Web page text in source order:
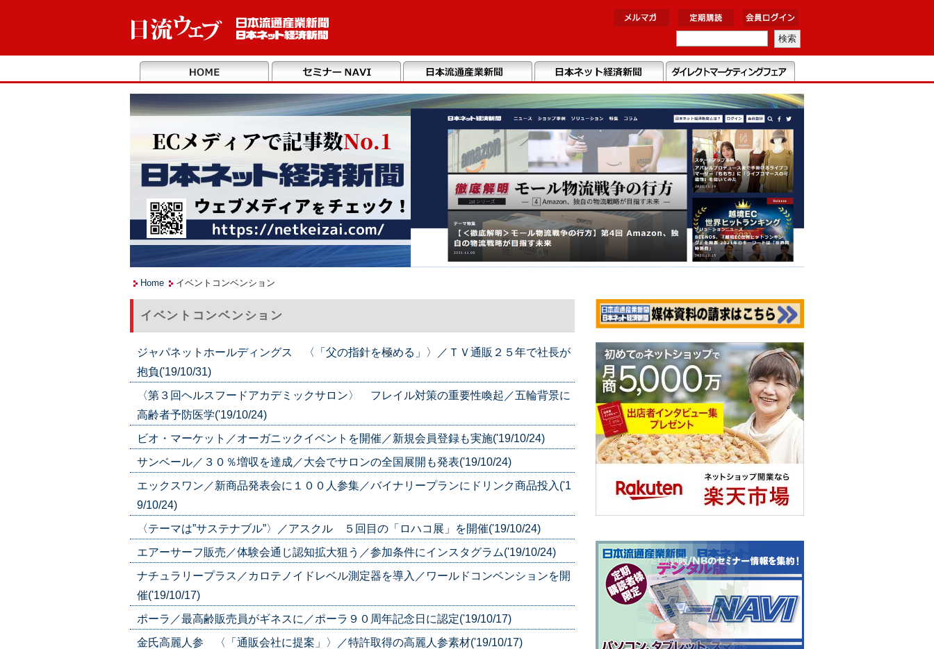
Home イベントコンベンション
イベントコンベンション
ジャパネットホールディングス 〈「父の指針を極める」〉／ＴＶ通販２５年で社長が
抱負('19/10/31)
〈第３回ヘルスフードアカデミックサロン〉 フレイル対策の重要性喚起／五輪背景に
高齢者予防医学('19/10/24)
ビオ・マーケット／オーガニックイベントを開催／新規会員登録も実施('19/10/24)
サンベール／３０％増収を達成／大会でサロンの全国展開も発表('19/10/24)
エックスワン／新商品発表会に１００人参集／バイナリープランにドリンク商品投入('1
9/10/24)
〈テーマは”サステナブル”〉／アスクル ５回目の「ロハコ展」を開催('19/10/24)
エアーサーフ販売／体験会通じ認知拡大狙う／参加条件にインスタグラム('19/10/24)
ナチュラリープラス／カロテノイドレベル測定器を導入／ワールドコンベンションを開
催('19/10/17)
ポーラ／最高齢販売員がギネスに／ポーラ９０周年記念日に認定('19/10/17)
金氏高麗人参 〈「通販会社に提案」〉／特許取得の高麗人参素材('19/10/17)